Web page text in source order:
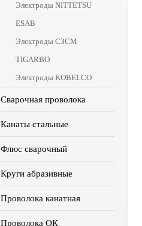
Электроды NITTETSU
ESAB
Электроды СЗСМ
TIGARBO
Электроды KOBELCO
Сварочная проволока
Канаты стальные
Флюс сварочный
Круги абразивные
Проволока канатная
Проволока ОК